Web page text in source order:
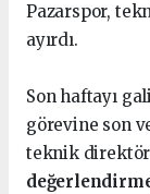
Pazarspor,
ayırdı.
Son haftayı
görevine son
teknik direktör